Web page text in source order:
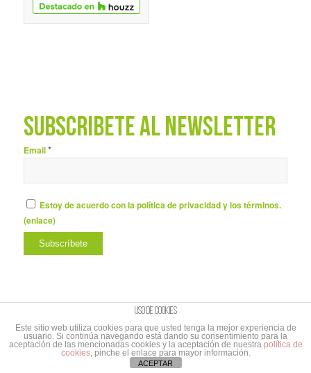
SUBSCRÍBETE AL NEWSLETTER
Email*
Estoy de acuerdo con la política de privacidad y los términos.
(enlace)
© Copyright - UNIBAÑO |Aviso Legal y Política de privacidad|Aviso Legal
suscripción al Newletter|Cabo de MarcasBranding&Comunicación
Uso de cookies
Este sitio web utiliza cookies para que usted tenga la mejor experiencia de
usuario. Si continúa navegando está dando su consentimiento para la
aceptación de las mencionadas cookies y la aceptación de nuestra política de
cookies, pinche el enlace para mayor información.
ACEPTAR